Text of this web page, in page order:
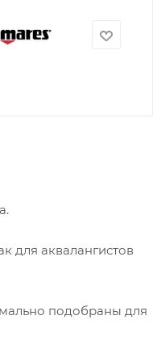
для аквалангистов
подобраны для